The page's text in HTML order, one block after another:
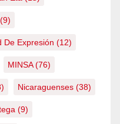
(9)
De Expresión (12)
MINSA(76)
Nicaraguenses (38)
(9)